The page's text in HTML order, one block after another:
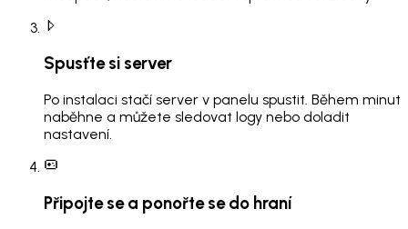
Spusťte si server
Po instalaci stačí server v panelu spustit. Během minut
naběhne a můžete sledovat logy nebo doladit
nastavení.
Připojte se a ponořte se do hraní